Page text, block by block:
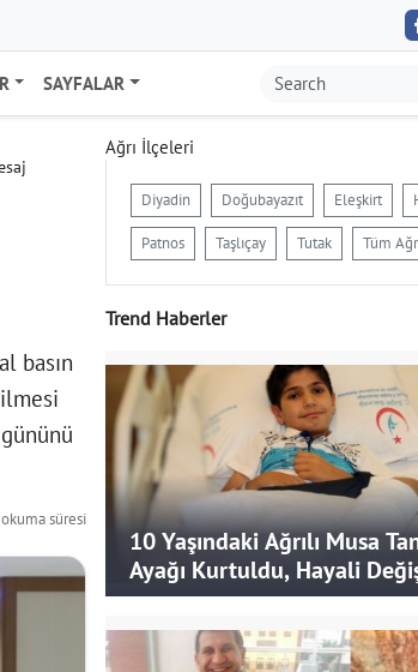
SAYFALAR
basın
süresi
Ağrı İlçeleri
Diyadin Doğubayazıt Eleşkirt
Patnos Taşlıçay Tutak Tüm
Trend Haberler
10 Yaşındaki Ağrılı Musa
Ayağı Kurtuldu, Hayali
Doktor Olmak İstiyor